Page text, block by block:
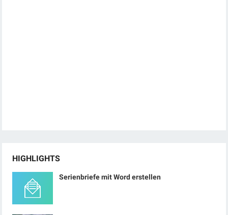
HIGHLIGHTS
Serienbriefe mit Word erstellen